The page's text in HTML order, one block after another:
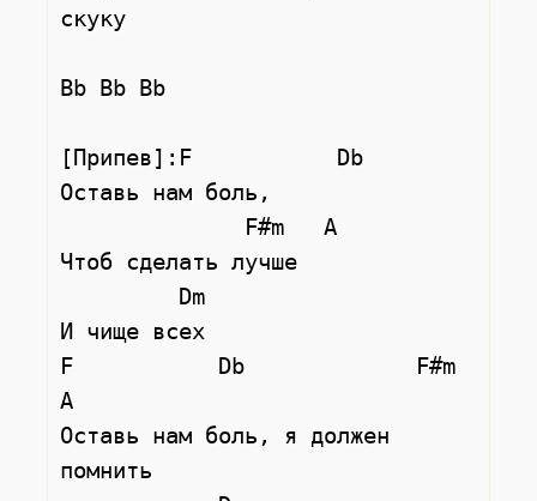
скуку
Bb Bb Bb
[Припев]:F           Db
Оставь нам боль,
Чтоб сделать лучше
И чище всех
F           Db             F#m
A
Оставь нам боль, я должен
помнить